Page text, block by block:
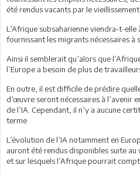
été rendus vacants par le
L’Afrique subsaharienne viendra-t-elle
fournissant les migrants nécessaires à
Ainsi il semblerait qu’alors que
l’Europe a besoin de plus de
En outre, il est difficile de prédire
d’œuvre seront nécessaires à l’avenir
de l’IA. Cependant, il n’y a aucune
terme.
L’évolution de l’IA notamment en
auront été rendus disponibles suite
et sur lesquels l’Afrique pourrait